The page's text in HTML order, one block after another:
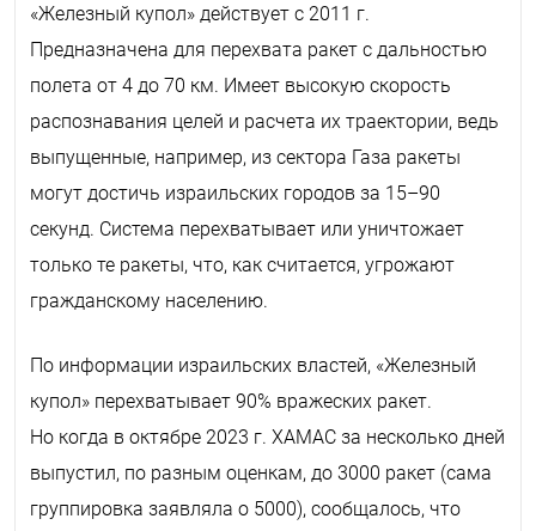
«Железный купол» действует с 2011 г.
Предназначена для перехвата ракет с дальностью
полета от 4 до 70 км. Имеет высокую скорость
распознавания целей и расчета их траектории, ведь
выпущенные, например, из сектора Газа ракеты
могут достичь израильских городов за 15–90
секунд. Система перехватывает или уничтожает
только те ракеты, что, как считается, угрожают
гражданскому населению.
По информации израильских властей, «Железный
купол» перехватывает 90% вражеских ракет.
Но когда в октябре 2023 г. ХАМАС за несколько дней
выпустил, по разным оценкам, до 3000 ракет (сама
группировка заявляла о 5000), сообщалось, что